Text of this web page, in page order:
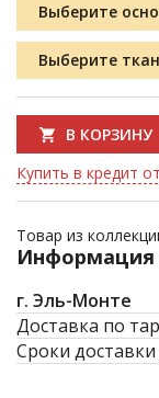
Выберите
Выберите
В КОРЗИНУ
Купить в кредит
Товар из
Информация
г. Эль-Монте
Доставка по
Сроки